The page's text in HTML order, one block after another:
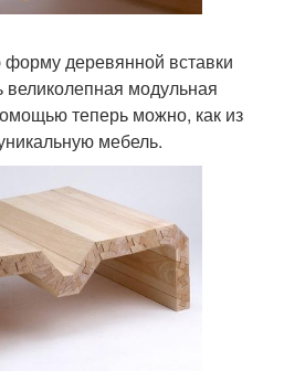
деревянной вставки
великолепная модульная
теперь можно, как из
мебель.